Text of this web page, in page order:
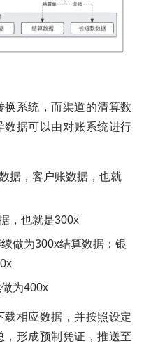
系统，而渠道的清算数
据可以由对账系统进行
据，客户账数据，也就
，也就是300x
做为300x结算数据：银
为400x
相应数据，并按照设定
形成预制凭证，推送至